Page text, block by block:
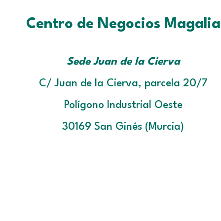
Centro de Negocios Magalia
Sede Juan de la Cierva
C/ Juan de la Cierva, parcela 20/7
Polígono Industrial Oeste
30169 San Ginés (Murcia)